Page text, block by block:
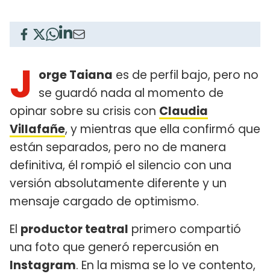
J orge Taiana es de perfil bajo, pero no
se guardó nada al momento de
opinar sobre su crisis con Claudia
Villafañe, y mientras que ella confirmó que
están separados, pero no de manera
definitiva, él rompió el silencio con una
versión absolutamente diferente y un
mensaje cargado de optimismo.
El productor teatral primero compartió
una foto que generó repercusión en
Instagram. En la misma se lo ve contento,